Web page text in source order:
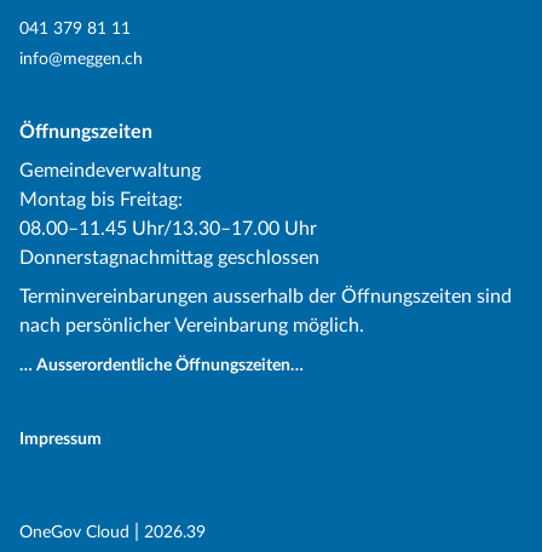
041 379 81 11
info@meggen.ch
Öffnungszeiten
Gemeindeverwaltung
Montag bis Freitag:
08.00–11.45 Uhr/13.30–17.00 Uhr
Donnerstagnachmittag geschlossen
Terminvereinbarungen ausserhalb der Öffnungszeiten sind
nach persönlicher Vereinbarung möglich.
… Ausserordentliche Öffnungszeiten…
Impressum
OneGov Cloud (External Link)
2026.39